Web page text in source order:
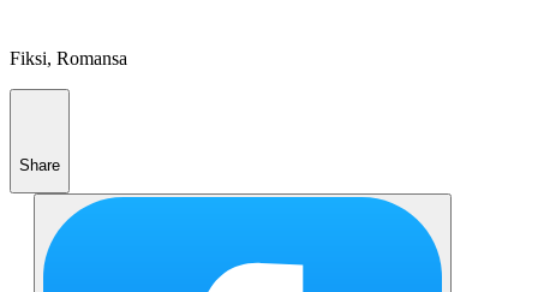
Fiksi, Romansa
Share